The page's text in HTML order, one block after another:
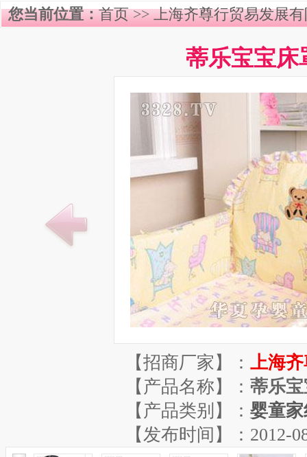
您当前位置：首页>>上海齐尊行贸易发展
蒂乐宝宝床
【招商厂家】： 上海
【产品名称】： 蒂乐
【产品类别】： 婴童
【发布时间】：2012-